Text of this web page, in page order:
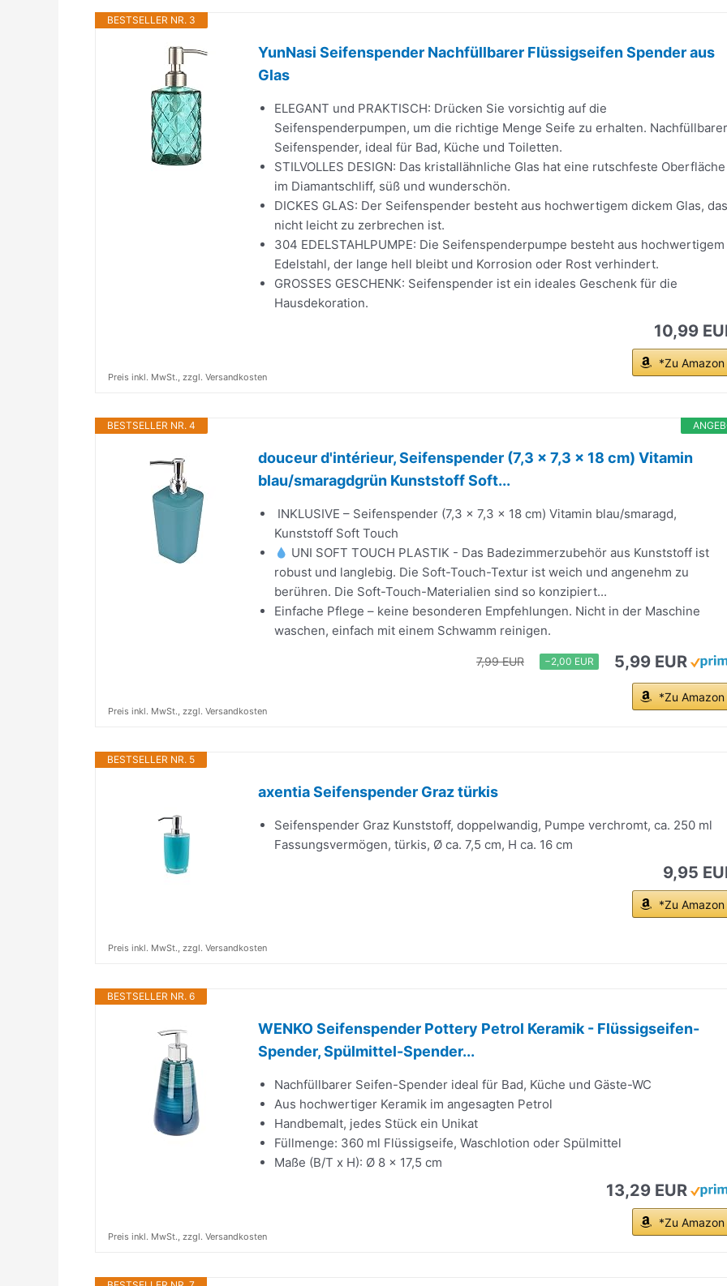
BESTSELLER NR. 3
YunNasi Seifenspender Nachfüllbarer Flüssigseifen Spender aus
Glas
ELEGANT und PRAKTISCH: Drücken Sie vorsichtig auf die
Seifenspenderpumpen, um die richtige Menge Seife zu erhalten. Nachfüllbarer
Seifenspender, ideal für Bad, Küche und Toiletten.
STILVOLLES DESIGN: Das kristallähnliche Glas hat eine rutschfeste Oberfläche
im Diamantschliff, süß und wunderschön.
DICKES GLAS: Der Seifenspender besteht aus hochwertigem dickem Glas, das
nicht leicht zu zerbrechen ist.
304 EDELSTAHLPUMPE: Die Seifenspenderpumpe besteht aus hochwertigem
Edelstahl, der lange hell bleibt und Korrosion oder Rost verhindert.
GROSSES GESCHENK: Seifenspender ist ein ideales Geschenk für die
Hausdekoration.
10,99
*Zu Amazon
Preis inkl. MwSt., zzgl. Versandkosten
BESTSELLER NR. 4
douceur d'intérieur, Seifenspender (7,3 x 7,3 x 18 cm) Vitamin
blau/smaragdgrün Kunststoff Soft...
️ INKLUSIVE – Seifenspender (7,3 x 7,3 x 18 cm) Vitamin blau/smaragd,
Kunststoff Soft Touch
UNI SOFT TOUCH PLASTIK - Das Badezimmerzubehör aus Kunststoff ist
robust und langlebig. Die Soft-Touch-Textur ist weich und angenehm zu
berühren. Die Soft-Touch-Materialien sind so konzipiert...
Einfache Pflege – keine besonderen Empfehlungen. Nicht in der Maschine
waschen, einfach mit einem Schwamm reinigen.
7,99 EUR −2,00 EUR 5,99 EUR
*Zu Amazon
Preis inkl. MwSt., zzgl. Versandkosten
BESTSELLER NR. 5
axentia Seifenspender Graz türkis
Seifenspender Graz Kunststoff, doppelwandig, Pumpe verchromt, ca. 250 ml
Fassungsvermögen, türkis, Ø ca. 7,5 cm, H ca. 16 cm
9,95
*Zu Amazon
Preis inkl. MwSt., zzgl. Versandkosten
BESTSELLER NR. 6
WENKO Seifenspender Pottery Petrol Keramik - Flüssigseifen-
Spender, Spülmittel-Spender...
Nachfüllbarer Seifen-Spender ideal für Bad, Küche und Gäste-WC
Aus hochwertiger Keramik im angesagten Petrol
Handbemalt, jedes Stück ein Unikat
Füllmenge: 360 ml Flüssigseife, Waschlotion oder Spülmittel
Maße (B/T x H): Ø 8 x 17,5 cm
13,29 EUR
*Zu Amazon
Preis inkl. MwSt., zzgl. Versandkosten